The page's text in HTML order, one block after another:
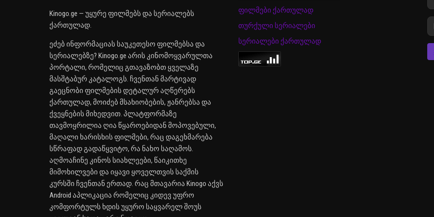
Kinogo.ge — უყურე ფილმებს და სერიალებს
ქართულად.
ეძებ ინფორმაციას საუკეთესო ფილმებსა და
სერიალებზე? Kinogo.ge არის კინომოყვარულთა
პორტალი, რომელიც გთავაზობთ ყველაზე
მასშტაბურ კატალოგს. ჩვენთან მარტივად
გაეცნობი ფილმების დეტალურ აღწერებს
ქართულად, მოიძებ მსახიობების, ჟანრებსა და
ქვეყნების მიხედვით. პლატფორმაზე
თავმოყრილია ღია წყაროებიდან მოპოვებული,
მაღალი ხარისხის ფილმები, რაც დაგეხმარება
სწრაფად გადაწყვიტო, რა ნახო საღამოს.
აღმოაჩინე კინოს სიახლეები, წაიკითხე
მიმოხილვები და იყავი ყოველთვის საქმის
კურსში ჩვენთან ერთად. რაც მთავარია Kinogo აქვს
Android აპლიკაცია რომელიც კიდევ უფრო
კომფორტულს ხდის უყურო საყვარელ შოუს
ფილმები ქართულად
თურქული სერიალები
სერიალები ქართულად